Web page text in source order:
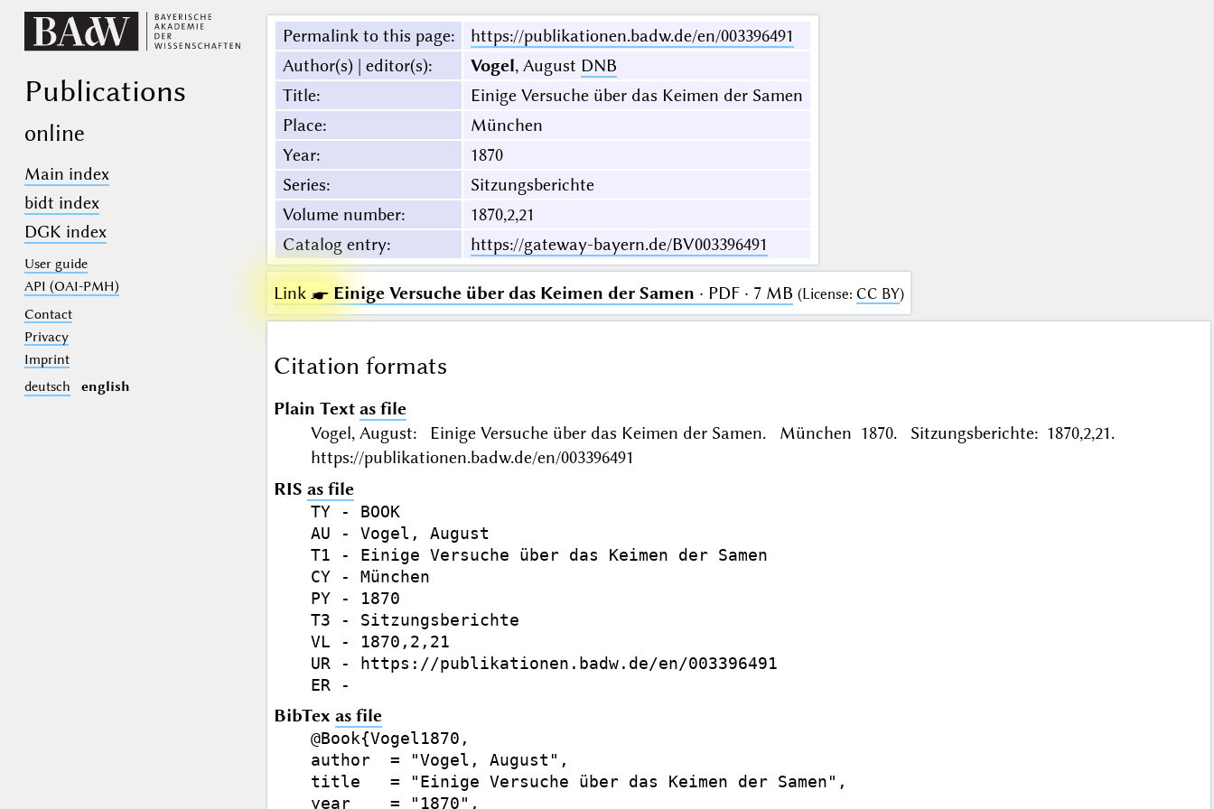
Publications
online
Main index
bidt index
DGK index
User guide
API (OAI-PMH)
Contact
Privacy
Imprint
deutsch
english
Permalink to this page:
https://publikationen.badw.de/en/003396491
Author(s) | editor(s): Vogel, August DNB
Title:
Einige Versuche über das Keimen der Samen
Place:
München
Year:
1870
Series:
Sitzungsberichte
Volume number:
1870,2,21
Catalog entry: https://gateway-bayern.de/BV003396491
Link ☛ Einige Versuche über das Keimen der Samen · PDF · 7 MB (License: CC BY)
Citation formats
Plain Text as file
Vogel, August: Einige Versuche über das Keimen der Samen. München 1870. Sitzungsberichte: 1870,2,21.
https://publikationen.badw.de/en/003396491
RIS as file
TY - BOOK
AU - Vogel, August
T1 - Einige Versuche über das Keimen der Samen
CY - München
PY - 1870
T3 - Sitzungsberichte
VL - 1870,2,21
UR - https://publikationen.badw.de/en/003396491
BibTex as file
@Book{Vogel1870,
author  = "Vogel, August",
title   = "Einige Versuche über das Keimen der Samen",
year    = "1870",